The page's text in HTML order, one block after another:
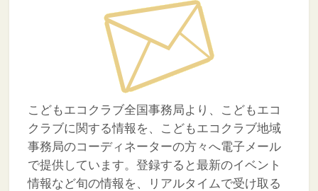
こどもエコクラブ全国事務局より、こどもエコ
クラブに関する情報を、こどもエコクラブ地域
事務局のコーディネーターの方々へ電子メール
で提供しています。登録すると最新のイベント
情報など旬の情報を、リアルタイムで受け取る